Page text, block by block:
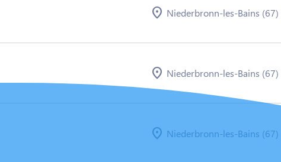
Niederbronn-les-Bains (67)
Niederbronn-les-Bains (67)
Niederbronn-les-Bains (67)